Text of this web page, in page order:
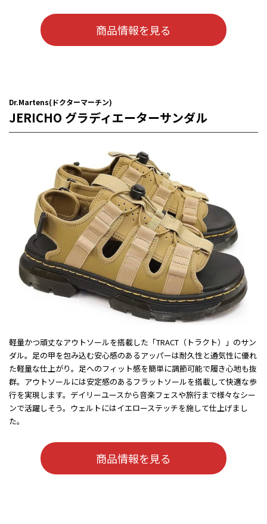
商品情報を見る
Dr.Martens(ドクターマーチン)
JERICHO グラディエーターサンダル
軽量かつ頑丈なアウトソールを搭載した「TRACT（トラクト）」のサン
ダル。足の甲を包み込む安心感のあるアッパーは耐久性と通気性に優れ
た軽量な仕上がり。足へのフィット感を簡単に調節可能で履き心地も抜
群。アウトソールには安定感のあるフラットソールを搭載して快適な歩
行を実現します。デイリーユースから音楽フェスや旅行まで様々なシー
ンで活躍しそう。ウェルトにはイエローステッチを施して仕上げまし
た。
商品情報を見る